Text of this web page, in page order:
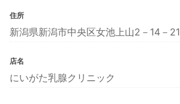
住所
新潟県新潟市中央区女池上山2－14－21
店名
にいがた乳腺クリニック